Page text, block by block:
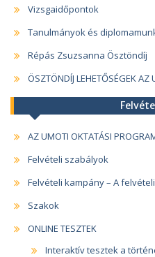
Vizsgaidőpontok
Tanulmányok és
Répás Zsuzsanna Ösztöndíj
ÖSZTÖNDÍJ LEHETŐSÉGEK
AZ UMOTI OKTATÁSI
Felvételi szabályok
Felvételi kampány – A
Szakok
ONLINE TESZTEK
Interaktív tesztek a